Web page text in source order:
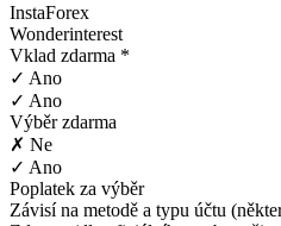
InstaForex
Wonderinterest
Vklad zdarma *
✓ Ano
✓ Ano
Výběr zdarma
✗ Ne
✓ Ano
Poplatek za výběr
Závisí na metodě a typu účtu